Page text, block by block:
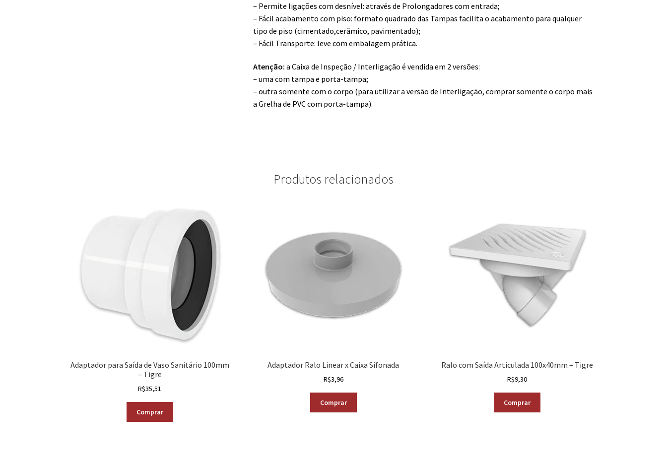
– Permite ligações com desnível: através de Prolongadores com entrada;
– Fácil acabamento com piso: formato quadrado das Tampas facilita o acabamento para qualquer
tipo de piso (cimentado,cerâmico, pavimentado);
– Fácil Transporte: leve com embalagem prática.
Atenção: a Caixa de Inspeção / Interligação é vendida em 2 versões:
– uma com tampa e porta-tampa;
– outra somente com o corpo (para utilizar a versão de Interligação, comprar somente o corpo mais
a Grelha de PVC com porta-tampa).
Produtos relacionados
Adaptador para Saída de Vaso Sanitário 100mm
– Tigre
R$35,51
Comprar
Adaptador Ralo Linear x Caixa Sifonada
R$3,96
Comprar
Ralo com Saída Articulada 100x40mm – Tigre
R$9,30
Comprar